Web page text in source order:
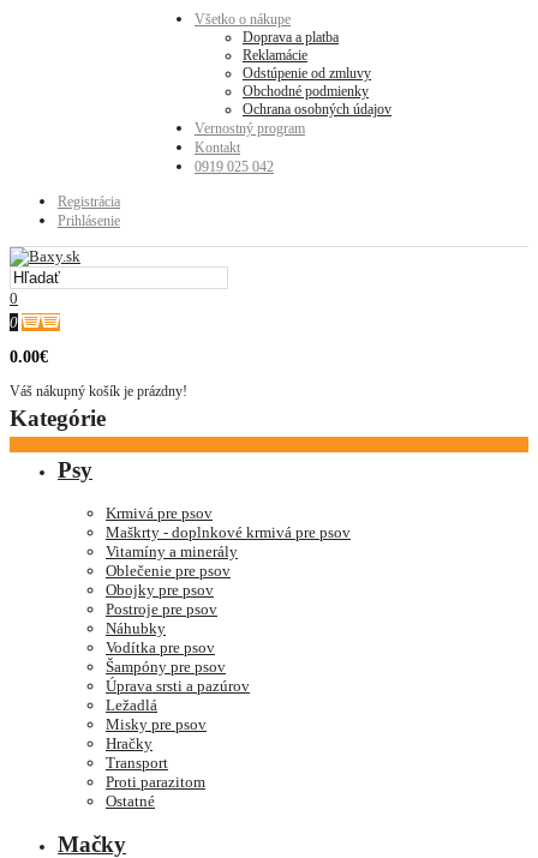
Všetko o nákupe
Doprava a platba
Reklamácie
Odstúpenie od zmluvy
Obchodné podmienky
Ochrana osobných údajov
Vernostný program
Kontakt
0919 025 042
Registrácia
Prihlásenie
0
0
0.00€
Váš nákupný košík je prázdny!
Kategórie
Psy
Krmivá pre psov
Maškrty - doplnkové krmivá pre psov
Vitamíny a minerály
Oblečenie pre psov
Obojky pre psov
Postroje pre psov
Náhubky
Vodítka pre psov
Šampóny pre psov
Úprava srsti a pazúrov
Ležadlá
Misky pre psov
Hračky
Transport
Proti parazitom
Ostatné
Mačky